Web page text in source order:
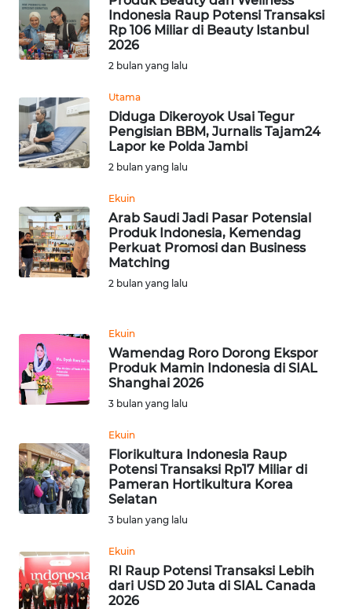
Indonesia Raup Potensi Transaksi
Rp 106 Miliar di Beauty Istanbul
2026
2 bulan yang lalu
Utama
Diduga Dikeroyok Usai Tegur
Pengisian BBM, Jurnalis Tajam24
Lapor ke Polda Jambi
2 bulan yang lalu
Ekuin
Arab Saudi Jadi Pasar Potensial
Produk Indonesia, Kemendag
Perkuat Promosi dan Business
Matching
2 bulan yang lalu
Ekuin
Wamendag Roro Dorong Ekspor
Produk Mamin Indonesia di SIAL
Shanghai 2026
3 bulan yang lalu
Ekuin
Florikultura Indonesia Raup
Potensi Transaksi Rp17 Miliar di
Pameran Hortikultura Korea
Selatan
3 bulan yang lalu
Ekuin
RI Raup Potensi Transaksi Lebih
dari USD 20 Juta di SIAL Canada
2026
INFO
IKLAN
TENTANG
PEDOMAN
MEDIA
SIBER
KARIR
DISCLAIMER
News
Regional
WN
SUMUT
WN
JAKARTA
WN
WN
BANTEN